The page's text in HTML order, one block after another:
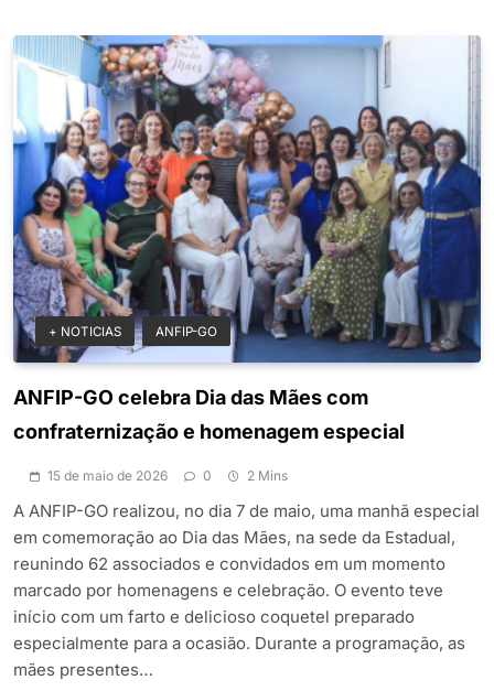
+ NOTICIAS ANFIP-GO
ANFIP-GO celebra Dia das Mães com
confraternização e homenagem especial
15 de maio de 2026 0 2 Mins
A ANFIP-GO realizou, no dia 7 de maio, uma manhã especial
em comemoração ao Dia das Mães, na sede da Estadual,
reunindo 62 associados e convidados em um momento
marcado por homenagens e celebração. O evento teve
início com um farto e delicioso coquetel preparado
especialmente para a ocasião. Durante a programação, as
mães presentes…